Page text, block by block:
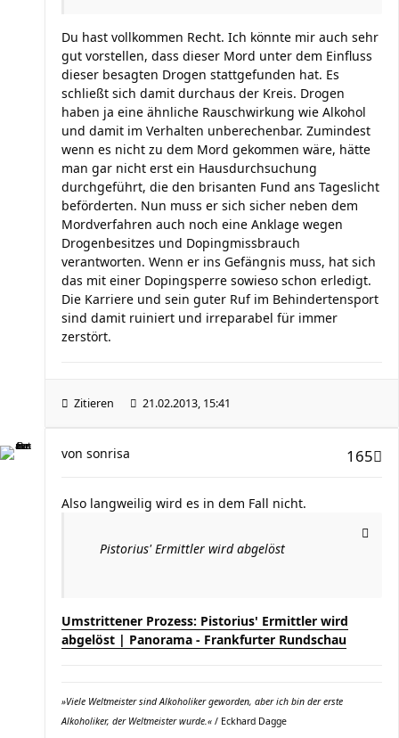
Du hast vollkommen Recht. Ich könnte mir auch sehr
gut vorstellen, dass dieser Mord unter dem Einfluss
dieser besagten Drogen stattgefunden hat. Es
schließt sich damit durchaus der Kreis. Drogen
haben ja eine ähnliche Rauschwirkung wie Alkohol
und damit im Verhalten unberechenbar. Zumindest
wenn es nicht zu dem Mord gekommen wäre, hätte
man gar nicht erst ein Hausdurchsuchung
durchgeführt, die den brisanten Fund ans Tageslicht
beförderten. Nun muss er sich sicher neben dem
Mordverfahren auch noch eine Anklage wegen
Drogenbesitzes und Dopingmissbrauch
verantworten. Wenn er ins Gefängnis muss, hat sich
das mit einer Dopingsperre sowieso schon erledigt.
Die Karriere und sein guter Ruf im Behindertensport
sind damit ruiniert und irreparabel für immer
zerstört.
Zitieren 21.02.2013, 15:41
165
von sonrisa
Also langweilig wird es in dem Fall nicht.
Pistorius' Ermittler wird abgelöst
Umstrittener Prozess: Pistorius' Ermittler wird
abgelöst | Panorama - Frankfurter Rundschau
»Viele Weltmeister sind Alkoholiker geworden, aber ich bin der erste
Alkoholiker, der Weltmeister wurde.« / Eckhard Dagge